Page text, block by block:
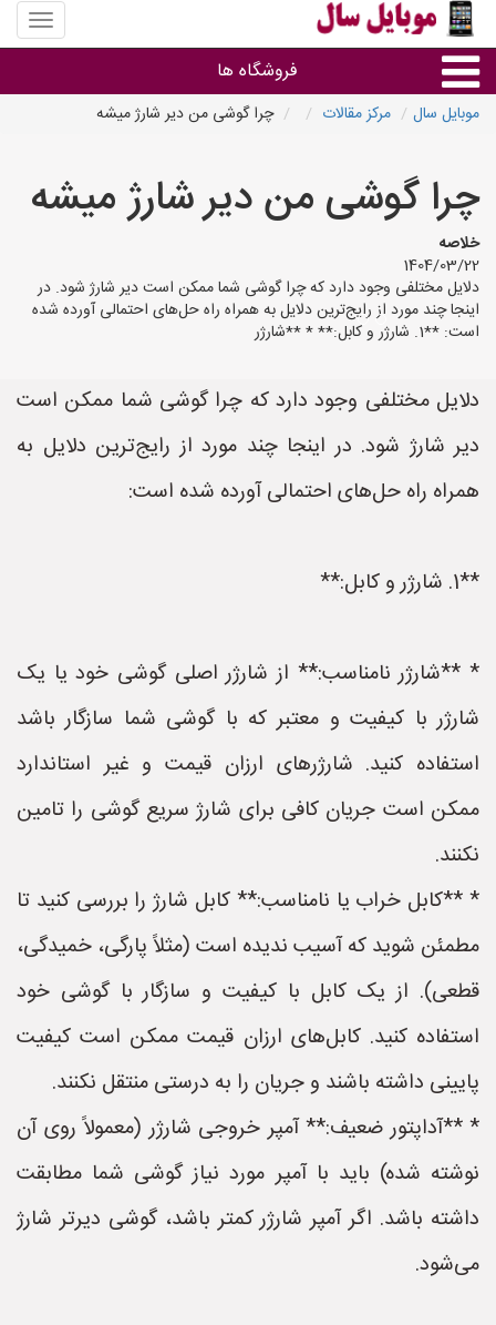
منوی
سایت
سال
فروشگاه ها
سایر گروه ها
فروشگاه های موبایل
موبایل سال مرکز مقالات چرا گوشی من دیر شارژ میشه
چرا گوشی من دیر شارژ میشه
خلاصه
1404/03/22
دلایل مختلفی وجود دارد که چرا گوشی شما ممکن است دیر شارژ شود. در
اینجا چند مورد از رایج‌ترین دلایل به همراه راه حل‌های احتمالی آورده شده
است: **1. شارژر و کابل:** * **شارژر
دلایل مختلفی وجود دارد که چرا گوشی شما ممکن است
دیر شارژ شود. در اینجا چند مورد از رایج‌ترین دلایل به
همراه راه حل‌های احتمالی آورده شده است:
**1. شارژر و کابل:**
* **شارژر نامناسب:** از شارژر اصلی گوشی خود یا یک
شارژر با کیفیت و معتبر که با گوشی شما سازگار باشد
استفاده کنید. شارژرهای ارزان قیمت و غیر استاندارد
ممکن است جریان کافی برای شارژ سریع گوشی را تامین
نکنند.
* **کابل خراب یا نامناسب:** کابل شارژ را بررسی کنید تا
مطمئن شوید که آسیب ندیده است (مثلاً پارگی، خمیدگی،
قطعی). از یک کابل با کیفیت و سازگار با گوشی خود
استفاده کنید. کابل‌های ارزان قیمت ممکن است کیفیت
پایینی داشته باشند و جریان را به درستی منتقل نکنند.
* **آداپتور ضعیف:** آمپر خروجی شارژر (معمولاً روی آن
نوشته شده) باید با آمپر مورد نیاز گوشی شما مطابقت
داشته باشد. اگر آمپر شارژر کمتر باشد، گوشی دیرتر شارژ
می‌شود.